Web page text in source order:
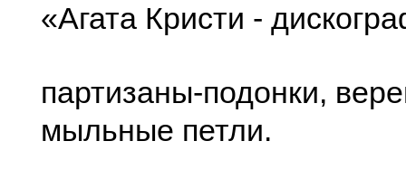
«Агата Кристи -
партизаны-подонки,
мыльные петли.